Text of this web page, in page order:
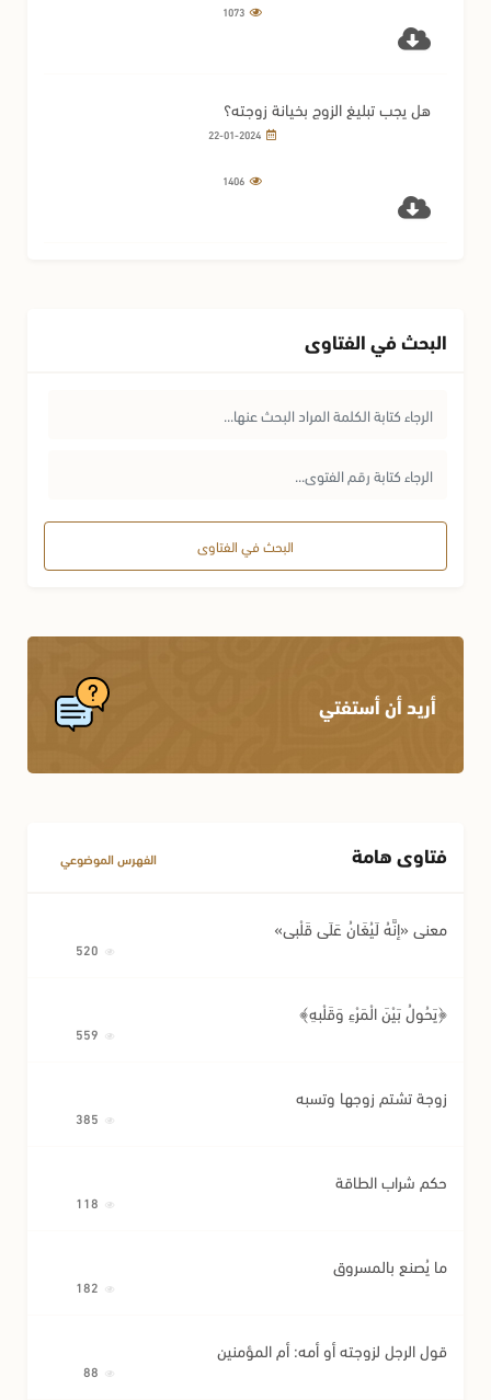
1073
هل يجب تبليغ الزوج بخيانة زوجته؟
22-01-2024
1406
البحث في الفتاوى
البحث في الفتاوى
أريد أن أستفتي
فتاوى هامة الفهرس الموضوعي
معنى «إِنَّهُ لَيُغَانُ عَلَى قَلْبِي»
﴿يَحُولُ بَيْنَ الْمَرْءِ وَقَلْبِهِ﴾
زوجة تشتم زوجها وتسبه
حكم شراب الطاقة
ما يُصنع بالمسروق
قول الرجل لزوجته أو أمه: أم المؤمنين